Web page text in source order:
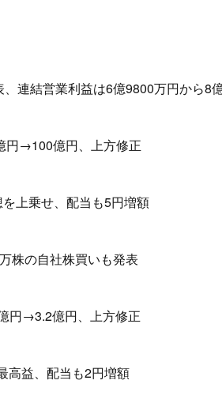
連結営業利益は6億9800万円から8
円→100億円、上方修正
上乗せ、配当も5円増額
株の自社株買いも発表
円→3.2億円、上方修正
高益、配当も2円増額